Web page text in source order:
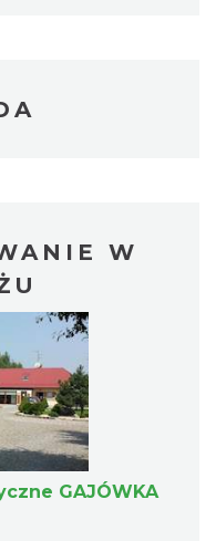
W
GAJÓWKA